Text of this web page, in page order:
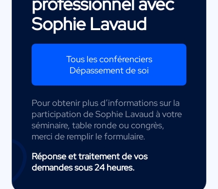
Sophie Lavaud
Tous les conférenciers
Dépassement de soi
Pour obtenir plus d’informations sur la
participation de Sophie Lavaud à votre
séminaire, table ronde ou congrès,
merci de remplir le formulaire.
Réponse et traitement de vos
demandes sous 24 heures.